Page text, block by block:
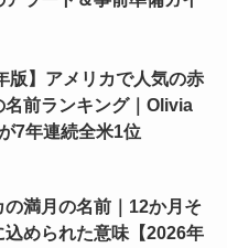
版】アメリカで人気の赤
名前ランキング｜Olivia
7年連続全米1位
の満月の名前｜12か月そ
込められた意味【2026年